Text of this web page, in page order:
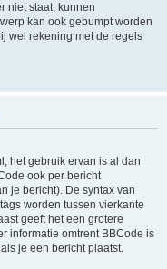
niet staat, kunnen
kan ook gebumpt worden
wel rekening met de regels
het gebruik ervan is al dan
ook per bericht
je bericht). De syntax van
worden tussen vierkante
geeft het een grotere
informatie omtrent BBCode is
je een bericht plaatst.